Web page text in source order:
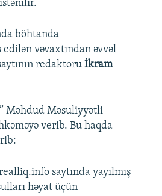
böhtanda
vəvaxtından əvvəl
redaktoru İkram
Məhdud Məsuliyyətli
verib. Bu haqda
saytında yayılmış
həyat üçün